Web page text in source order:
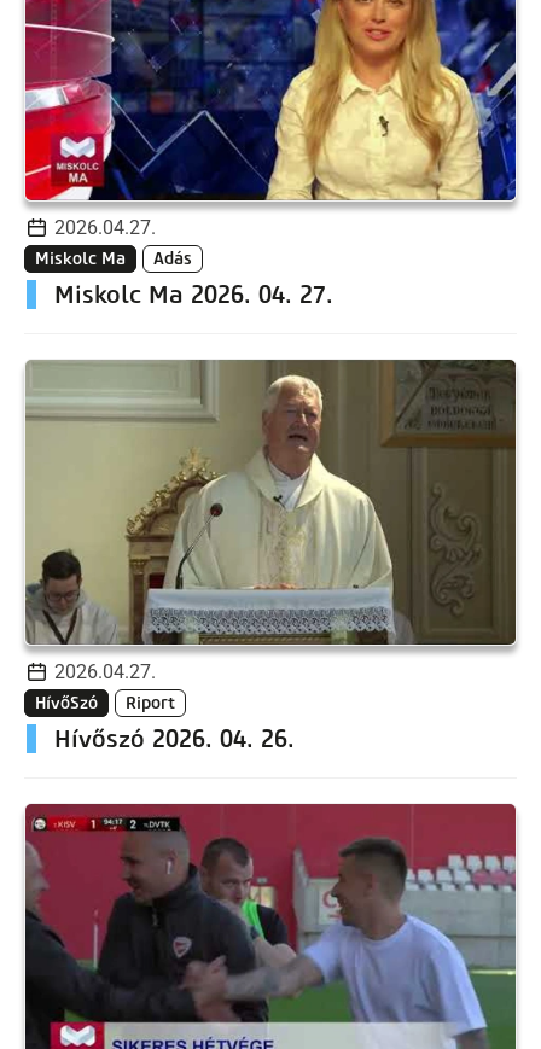
2026.04.27.
Miskolc Ma Adás
Miskolc Ma 2026. 04. 27.
2026.04.27.
HívőSzó Riport
Hívőszó 2026. 04. 26.